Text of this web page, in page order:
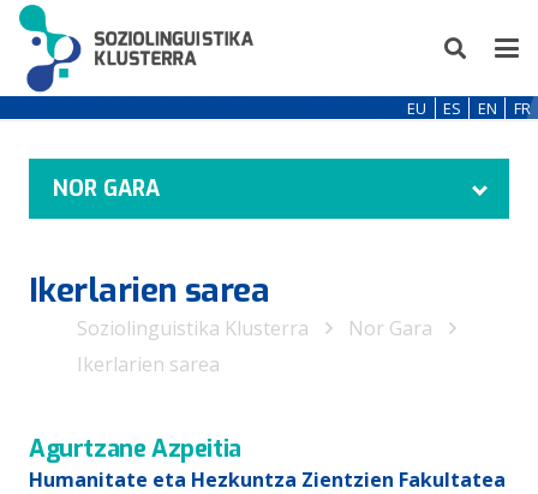
EU ES EN FR
NOR GARA
Ikerlarien sarea
Soziolinguistika Klusterra
Nor Gara
Ikerlarien sarea
Agurtzane Azpeitia
Humanitate eta Hezkuntza Zientzien Fakultatea